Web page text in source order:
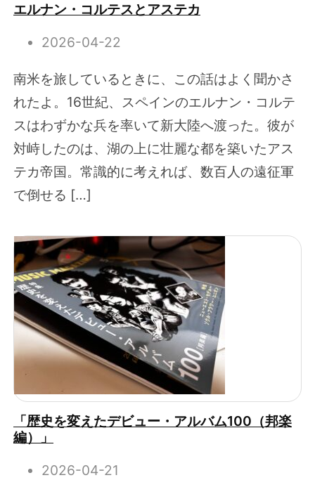
エルナン・コルテスとアステカ
2026-04-22
南米を旅しているときに、この話はよく聞かさ
れたよ。16世紀、スペインのエルナン・コルテ
スはわずかな兵を率いて新大陸へ渡った。彼が
対峙したのは、湖の上に壮麗な都を築いたアス
テカ帝国。常識的に考えれば、数百人の遠征軍
で倒せる […]
「歴史を変えたデビュー・アルバム100（邦楽
編）」
2026-04-21